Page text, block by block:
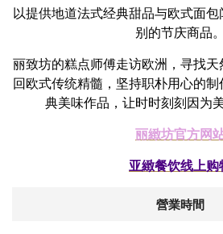
以提供地道法式经典甜品与欧式面
别的节庆商品。
丽致坊的糕点师傅走访欧洲，寻找
回欧式传统精髓，坚持职朴用心的
典美味作品，让时时刻刻因为
丽緻坊官方网
亚緻餐饮线上购
營業時間